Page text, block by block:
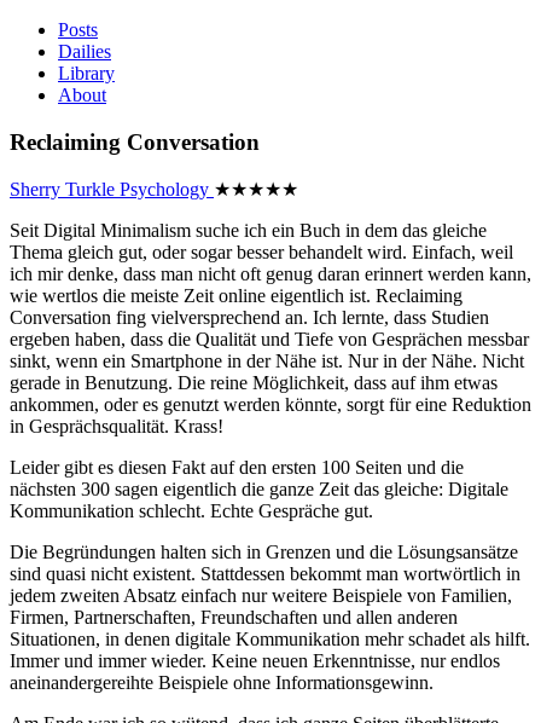
Posts
Dailies
Library
About
Reclaiming Conversation
Sherry Turkle Psychology ★★★★★
Seit Digital Minimalism suche ich ein Buch in dem das gleiche
Thema gleich gut, oder sogar besser behandelt wird. Einfach, weil
ich mir denke, dass man nicht oft genug daran erinnert werden kann,
wie wertlos die meiste Zeit online eigentlich ist. Reclaiming
Conversation fing vielversprechend an. Ich lernte, dass Studien
ergeben haben, dass die Qualität und Tiefe von Gesprächen messbar
sinkt, wenn ein Smartphone in der Nähe ist. Nur in der Nähe. Nicht
gerade in Benutzung. Die reine Möglichkeit, dass auf ihm etwas
ankommen, oder es genutzt werden könnte, sorgt für eine Reduktion
in Gesprächsqualität. Krass!
Leider gibt es diesen Fakt auf den ersten 100 Seiten und die
nächsten 300 sagen eigentlich die ganze Zeit das gleiche: Digitale
Kommunikation schlecht. Echte Gespräche gut.
Die Begründungen halten sich in Grenzen und die Lösungsansätze
sind quasi nicht existent. Stattdessen bekommt man wortwörtlich in
jedem zweiten Absatz einfach nur weitere Beispiele von Familien,
Firmen, Partnerschaften, Freundschaften und allen anderen
Situationen, in denen digitale Kommunikation mehr schadet als hilft.
Immer und immer wieder. Keine neuen Erkenntnisse, nur endlos
aneinandergereihte Beispiele ohne Informationsgewinn.